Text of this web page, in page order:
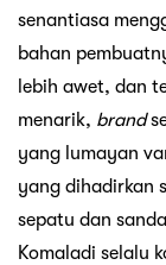
senantiasa
bahan
lebih awet, dan
menarik, brand
yang lumayan
yang dihadirkan
sepatu dan
Komaladi selalu